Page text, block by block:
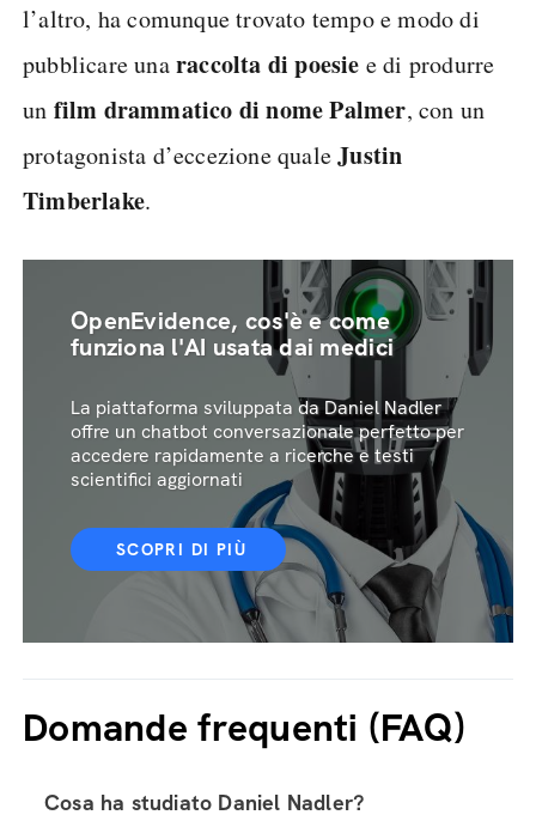
l’altro, ha comunque trovato tempo e modo di
pubblicare unaraccolta di poesie e di produrre
un film drammatico di nome Palmer, con un
protagonista d’eccezione qualeJustin
Timberlake.
OpenEvidence, cos'è e come
funziona l'AI usata dai medici
La piattaforma sviluppata da Daniel Nadler
offre un chatbot conversazionale perfetto per
accedere rapidamente a ricerche e testi
scientifici aggiornati
SCOPRI DI PIÙ
Domande frequenti (FAQ)
Cosa ha studiato Daniel Nadler?